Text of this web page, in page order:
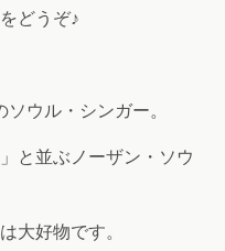
どうぞ♪
ウル・シンガー。
と並ぶノーザン・ソウ
大好物です。